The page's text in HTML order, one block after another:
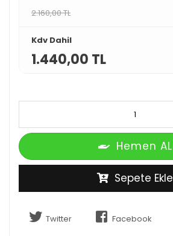
2.160,00 TL
Kdv Dahil
1.440,00 TL
Hemen AL
Sepete Ekle
Twitter Facebook